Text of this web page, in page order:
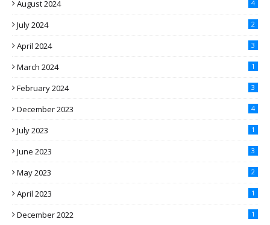
August 2024 4
July 2024 2
April 2024 3
March 2024 1
February 2024 3
December 2023 4
July 2023 1
June 2023 3
May 2023 2
April 2023 1
December 2022 1